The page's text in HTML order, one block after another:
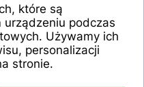
które są
urządzeniu podczas
Używamy ich
personalizacji
stronie.